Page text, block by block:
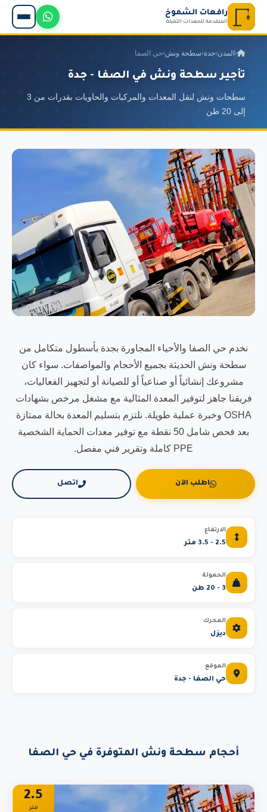
رافعات الشموخ
المتقدمة للمعدات الثقيلة
› المدن›جدة›سطحة ونش›حي الصفا
تأجير سطحة ونش في الصفا - جدة
سطحات ونش لنقل المعدات والمركبات والحاويات بقدرات من 3
إلى 20 طن
نخدم حي الصفا والأحياء المجاورة بجدة بأسطول متكامل من
سطحة ونش الحديثة بجميع الأحجام والمواصفات. سواء كان
مشروعك إنشائياً أو صناعياً أو للصيانة أو لتجهيز الفعاليات،
فريقنا جاهز لتوفير المعدة المثالية مع مشغل مرخص بشهادات
OSHA وخبرة عملية طويلة. نلتزم بتسليم المعدة بحالة ممتازة
بعد فحص شامل 50 نقطة مع توفير معدات الحماية الشخصية
PPE كاملة وتقرير فني مفصل.
اطلب الآن اتصل
الارتفاع
2.5 - 3.5 متر
الحمولة
3 - 20 طن
المحرك
ديزل
الموقع
حي الصفا - جدة
أحجام سطحة ونش المتوفرة في حي الصفا
2.5
متر